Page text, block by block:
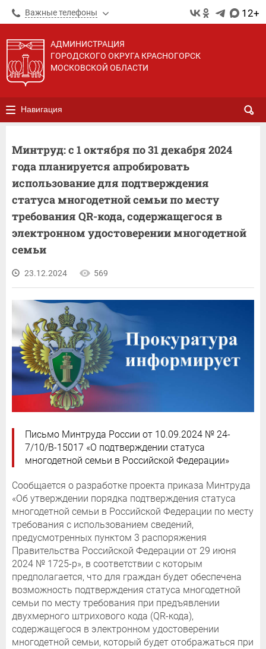
Важные телефоны 12+
АДМИНИСТРАЦИЯ
ГОРОДСКОГО ОКРУГА КРАСНОГОРСК
МОСКОВСКОЙ ОБЛАСТИ
Навигация
Минтруд: с 1 октября по 31 декабря 2024
года планируется апробировать
использование для подтверждения
статуса многодетной семьи по месту
требования QR-кода, содержащегося в
электронном удостоверении многодетной
семьи
23.12.2024 569
Письмо Минтруда России от 10.09.2024 № 24-
7/10/В-15017 «О подтверждении статуса
многодетной семьи в Российской Федерации»
Сообщается о разработке проекта приказа Минтруда
«Об утверждении порядка подтверждения статуса
многодетной семьи в Российской Федерации по месту
требования с использованием сведений,
предусмотренных пунктом 3 распоряжения
Правительства Российской Федерации от 29 июня
2024 № 1725-р», в соответствии с которым
предполагается, что для граждан будет обеспечена
возможность подтверждения статуса многодетной
семьи по месту требования при предъявлении
двухмерного штрихового кода (QR-кода),
содержащегося в электронном удостоверении
многодетной семьи, который будет отображаться при